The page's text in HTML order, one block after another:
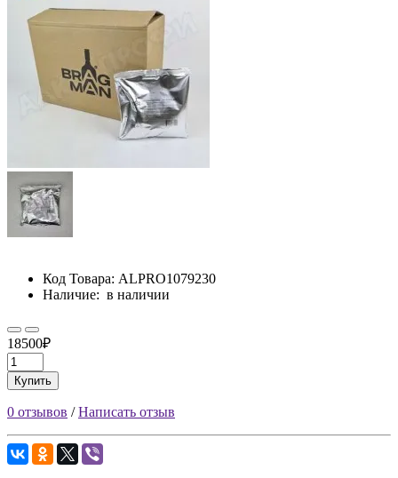
Код Товара: ALPRO1079230
Наличие: в наличии
18500₽
Купить
0 отзывов /Написать отзыв